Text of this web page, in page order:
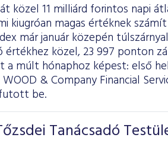
közel 11 milliárd forintos napi
kiugróan magas értéknek
már január közepén
értékhez közel, 23 997 ponton
a múlt hónaphoz képest: első
& Company Financial
be.
Tanácsadó